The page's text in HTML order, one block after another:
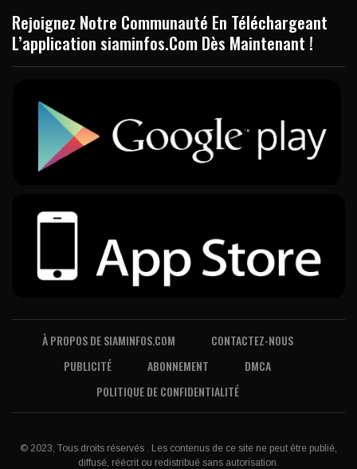
Rejoignez Notre Communauté En Téléchargeant
L’application siaminfos.Com Dès Maintenant !
À PROPOS DE SIAMINFOS.COM
CONTACTEZ-NOUS
PUBLICITÉ
ABONNEMENT
DMCA
POLITIQUE DE CONFIDENTIALITÉ
© 2023, Tous droits réservés . Les contenus de ce site ne peut être publié,
diffusé, réécrit ou redistribué sans autorisation.